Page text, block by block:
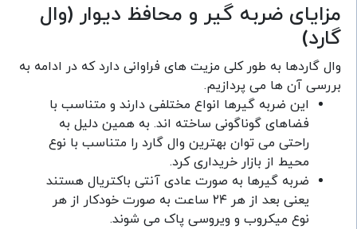
مزایای ضربه گیر و محافظ دیوار (وال
گارد)
وال گاردها به طور کلی مزیت های فراوانی دارد که در ادامه به
بررسی آن ها می پردازیم.
این ضربه گیرها انواع مختلفی دارند و متناسب با
فضاهای گوناگونی ساخته اند. به همین دلیل به
راحتی می توان بهترین وال گارد را متناسب با نوع
محیط از بازار خریداری کرد.
ضربه گیرها به صورت عادی آنتی باکتریال هستند
یعنی بعد از هر ۲۴ ساعت به صورت خودکار از هر
نوع میکروب و ویروسی پاک می شوند.